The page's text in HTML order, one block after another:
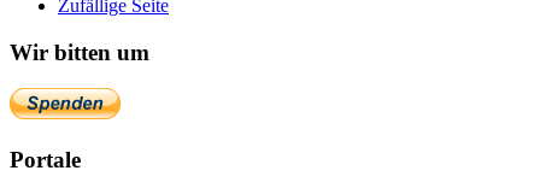
Zufällige Seite
Wir bitten um
Portale